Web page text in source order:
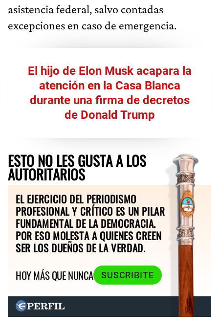
asistencia federal, salvo contadas
excepciones en caso de emergencia.
El hijo de Elon Musk acapara la
atención en la Casa Blanca
durante una firma de decretos
de Donald Trump
ESTO NO LES GUSTA A LOS
AUTORITARIOS
EL EJERCICIO DEL PERIODISMO
PROFESIONAL Y CRÍTICO ES UN PILAR
FUNDAMENTAL DE LA DEMOCRACIA.
POR ESO MOLESTA A QUIENES CREEN
SER LOS DUEÑOS DE LA VERDAD.
HOY MÁS QUE NUNCA
SUSCRIBITE